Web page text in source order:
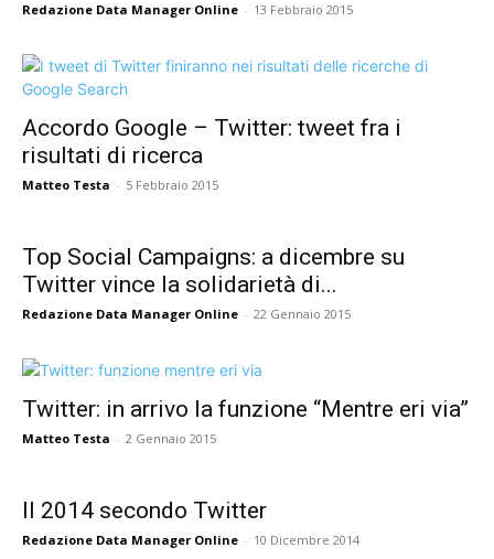
Redazione Data Manager Online - 13 Febbraio 2015
Accordo Google – Twitter: tweet fra i
risultati di ricerca
Matteo Testa - 5 Febbraio 2015
Top Social Campaigns: a dicembre su
Twitter vince la solidarietà di...
Redazione Data Manager Online - 22 Gennaio 2015
Twitter: in arrivo la funzione “Mentre eri via”
Matteo Testa - 2 Gennaio 2015
Il 2014 secondo Twitter
Redazione Data Manager Online - 10 Dicembre 2014